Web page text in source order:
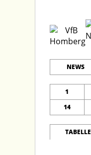
NEWS
1
14
TABELLE